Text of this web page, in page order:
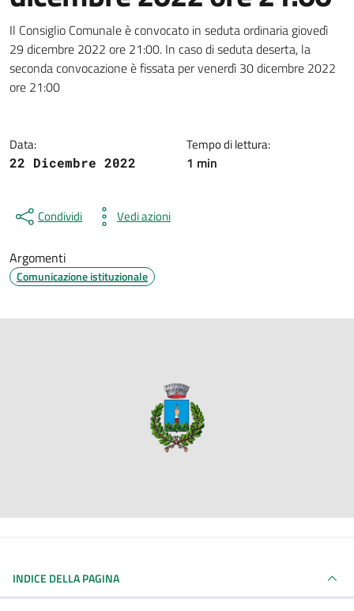
Dettagli della notizia
Il Consiglio Comunale è convocato in seduta ordinaria giovedì
29 dicembre 2022 ore 21:00. In caso di seduta deserta, la
seconda convocazione è fissata per venerdì 30 dicembre 2022
ore 21:00
Data:
22 Dicembre 2022
Tempo di lettura:
1 min
Condividi Vedi azioni
Argomenti
Comunicazione istituzionale
INDICE DELLA PAGINA